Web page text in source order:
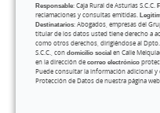
Responsable: Caja Rural de Asturias S.C.C.
reclamaciones y consultas emitidas.
Destinatarios: Abogados, empresas del
titular de los datos usted tiene derecho a
como otros derechos, dirigiéndose al
S.C.C., condomicilio socialen Calle
en la dirección decorreo electrónico
Puede consultar la información adicional
Protección de Datos de nuestra página web